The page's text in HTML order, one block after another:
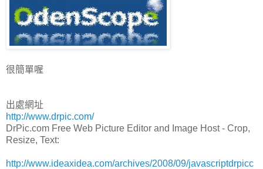
很簡單喔
出處網址
http://www.drpic.com/
DrPic.com Free Web Picture Editor and Image Host - Crop,
Resize, Text:
http://www.ideaxidea.com/archives/2008/09/javascriptdrpicc